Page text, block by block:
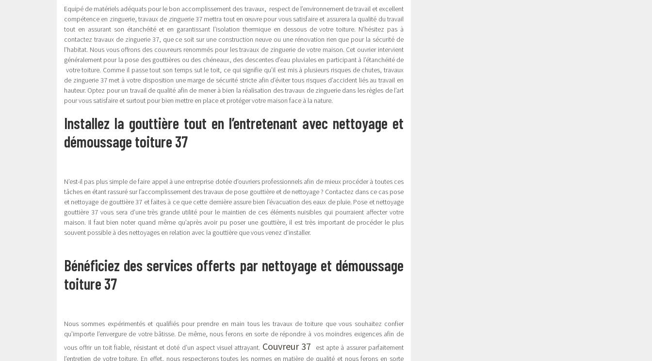
Equipé de matériels adéquats pour le bon accomplissement des travaux, respect de l’environnement de travail et excellent
compétence en zinguerie, travaux de zinguerie 37 mettra tout en œuvre pour vous satisfaire et assurera la qualité du travail
tout en assurant son étanchéité et en garantissant l’isolation thermique en dessous de votre toiture. N’hésitez pas à
contactez travaux de zinguerie 37, que ce soit sur une construction neuve ou une rénovation rien que pour la sécurité de
l’habitat. Nous vous offrons des couvreurs renommés pour les travaux de zinguerie de votre maison. Cet ouvrier intervient
généralement pour la pose des gouttières ou des chéneaux, des descentes d’eau pluviales en participant à l’étanchéité de
votre toiture. Comme il passe tout son temps sut le toit, ce qui signifie qu’il est mis à plusieurs risques de chutes, travaux
de zinguerie 37 met à votre disposition une marge de sécurité stricte afin d’éviter tous risques d’accident liés au travail en
hauteur. Optez pour un travail de qualité afin de mener à bien la réalisation des travaux de zinguerie dans les règles de l’art
pour vous satisfaire et surtout pour bien mettre en place et protéger votre maison face à la nature.
Installez la gouttière tout en l’entretenant avec nettoyage et
démoussage toiture 37
N’est-il pas plus simple de faire appel à une entreprise dotée d’ouvriers professionnels afin de mieux procéder à toutes ces
tâches en étant rassuré sur l’accomplissement des travaux de pose gouttière et de nettoyage ? Contactez dans ce cas pose
et nettoyage de gouttière 37 et faites à ce que cette dernière assure bien l’évacuation des eaux de pluie. Pose et nettoyage
gouttière 37 vous sera d’une très grande utilité pour le maintien de ces éléments nuisibles qui pourraient affecter votre
maison. Il faut bien noter quand même qu’après avoir pu poser une gouttière, il est très important de procéder le plus
souvent possible à des nettoyages en relation avec la gouttière que vous venez d’installer.
Bénéficiez des services offerts par nettoyage et démoussage
toiture 37
Nous sommes expérimentés et qualifiés pour prendre en main tous les travaux de toiture que vous souhaitez confier
qu’importe l’envergure de votre bâtisse. De même, nous ferons en sorte de répondre à vos moindres exigences afin de
vous offrir un toit fiable, résistant et doté d’un aspect visuel attrayant. Couvreur 37
est apte à assurer parfaitement
l’entretien de votre toiture. En effet, nous respecterons toutes les normes en matière de qualité et nous ferons en sorte